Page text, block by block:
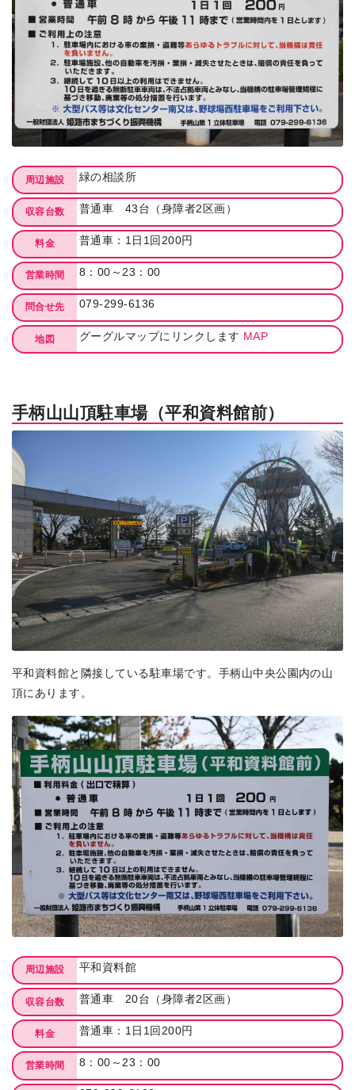
周辺施設 緑の相談所
収容台数 普通車 43台（身障者2区画）
料金 普通車：1日1回200円
営業時間 8：00～23：00
問合せ先 079-299-6136
地図 グーグルマップにリンクします MAP
手柄山山頂駐車場（平和資料館前）
平和資料館と隣接している駐車場です。手柄山中央公園内の山
頂にあります。
周辺施設 平和資料館
収容台数 普通車 20台（身障者2区画）
料金 普通車：1日1回200円
営業時間 8：00～23：00